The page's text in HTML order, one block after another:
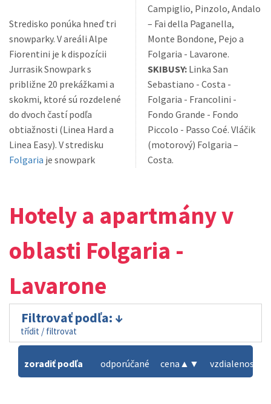
Stredisko ponúka hneď tri
snowparky. V areáli Alpe
Fiorentini je k dispozícii
Jurrasik Snowpark s
približne 20 prekážkami a
skokmi, ktoré sú rozdelené
do dvoch častí podľa
obtiažnosti (Linea Hard a
Linea Easy). V stredisku
Folgaria
Campiglio, Pinzolo, Andalo
– Fai della Paganella,
Monte Bondone, Pejo a
Folgaria - Lavarone.
SKIBUSY: Linka San
Sebastiano - Costa -
Folgaria - Francolini -
Fondo Grande - Fondo
Piccolo - Passo Coé. Vláčik
(motorový) Folgaria –
Costa.
Hotely a apartmány v
oblasti Folgaria -
Lavarone
Filtrovať podľa:
třídit / filtrovat
zoradiť podľa odporúčané cena ▲ ▼ vzdialenosť